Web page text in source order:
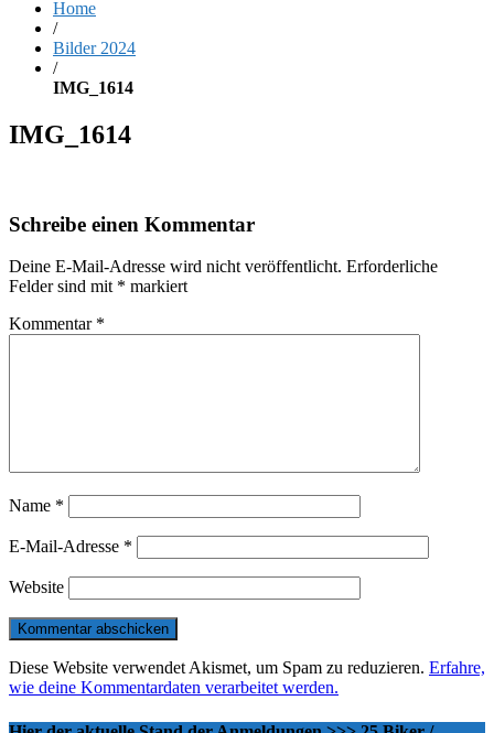
Home
/
Bilder 2024
/
IMG_1614
IMG_1614
Schreibe einen Kommentar
Deine E-Mail-Adresse wird nicht veröffentlicht. Erforderliche
Felder sind mit * markiert
Kommentar *
Name *
E-Mail-Adresse *
Website
Diese Website verwendet Akismet, um Spam zu reduzieren. Erfahre,
wie deine Kommentardaten verarbeitet werden.